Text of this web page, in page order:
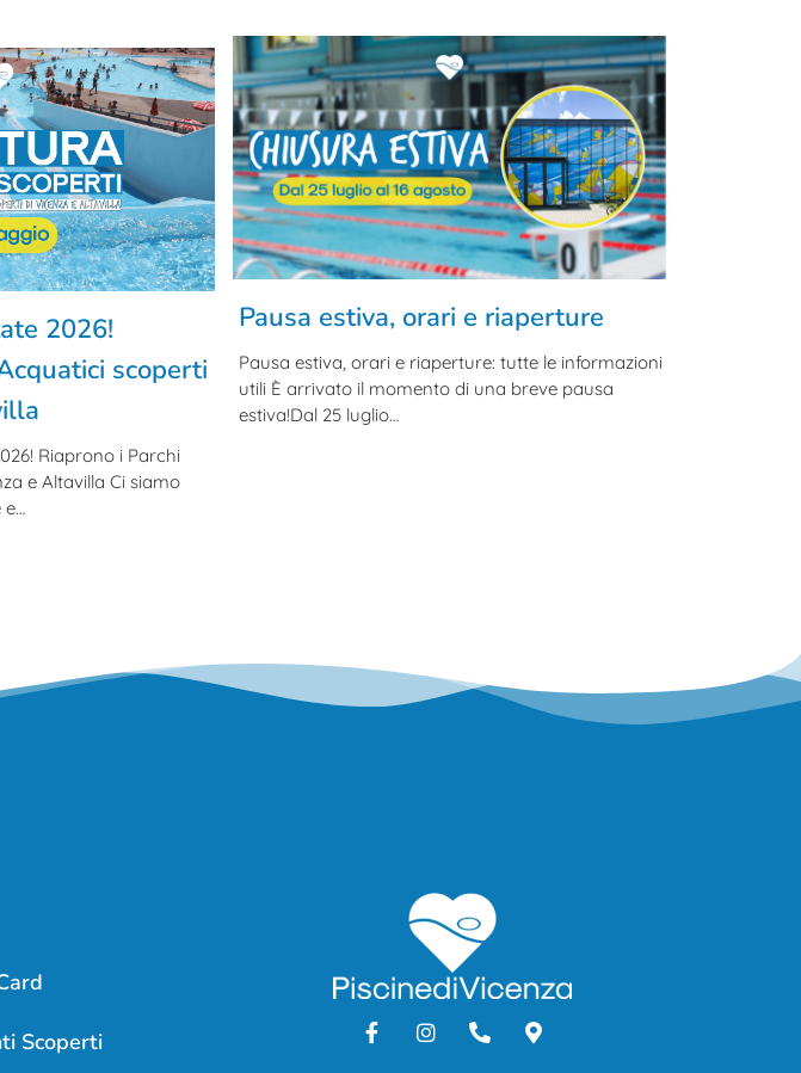
Pausa estiva, orari e riaperture
Pausa estiva, orari e riaperture: tutte le informazioni
utili È arrivato il momento di una breve pausa
estiva!Dal 25 luglio…
2026!
scoperti
Riaprono i Parchi
e Altavilla Ci siamo
e…
Scoperti